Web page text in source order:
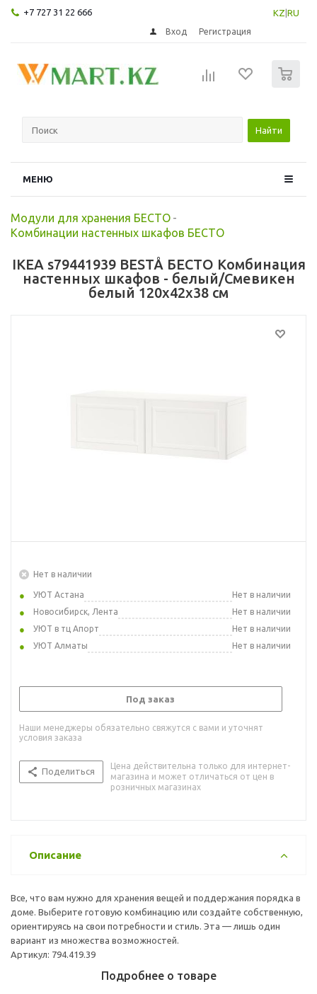
+7 727 31 22 666 KZ RU
Вход Регистрация
Найти
МЕНЮ
Модули для хранения БЕСТО -
Комбинации настенных шкафов БЕСТО
IKEA s79441939 BESTÅ БЕСТО Комбинация
настенных шкафов - белый/Смевикен
белый 120x42x38 см
Нет в наличии
УЮТ Астана
Нет в наличии
Новосибирск, Лента
Нет в наличии
УЮТ в тц Апорт
Нет в наличии
УЮТ Алматы
Нет в наличии
Под заказ
Наши менеджеры обязательно свяжутся с вами и уточнят
условия заказа
Поделиться
Цена действительна только для интернет-
магазина и может отличаться от цен в
розничных магазинах
Описание
Все, что вам нужно для хранения вещей и поддержания порядка в
доме. Выберите готовую комбинацию или создайте собственную,
ориентируясь на свои потребности и стиль. Эта — лишь один
вариант из множества возможностей.
Артикул: 794.419.39
Подробнее о товаре